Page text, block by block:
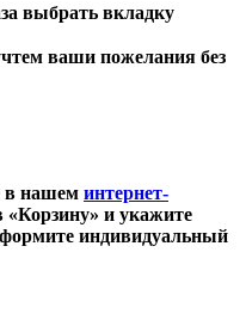
выбрать вкладку
ваши пожелания без
в нашем интернет-
«Корзину» и укажите
индивидуальный